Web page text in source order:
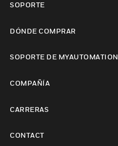
SOPORTE
DÓNDE COMPRAR
SOPORTE DE MYAUTOMATION
COMPAÑÍA
CARRERAS
CONTACT